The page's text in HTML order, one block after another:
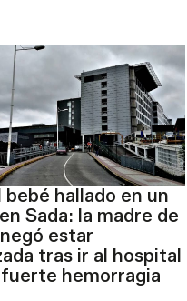
bebé hallado en un
Sada: la madre de
estar
tras ir al hospital
hemorragia